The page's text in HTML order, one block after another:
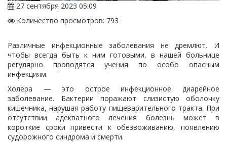
27 сентября 2023 05:09
Количество просмотров: 793
Различные инфекционные заболевания не дремлют. И
чтобы всегда быть к ним готовыми, в нашей больнице
регулярно проводятся учения по особо опасным
инфекциям.
Холера — это острое инфекционное диарейное
заболевание. Бактерии поражают слизистую оболочку
кишечника, нарушая работу пищеварительного тракта. При
отсутствии адекватного лечения болезнь может в
короткие сроки привести к обезвоживанию, появлению
судорожного синдрома и смерти.